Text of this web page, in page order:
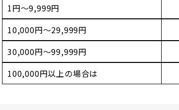
1円～9,999円
10,000円～29,999円
30,000円～99,999円
100,000円以上の場合は